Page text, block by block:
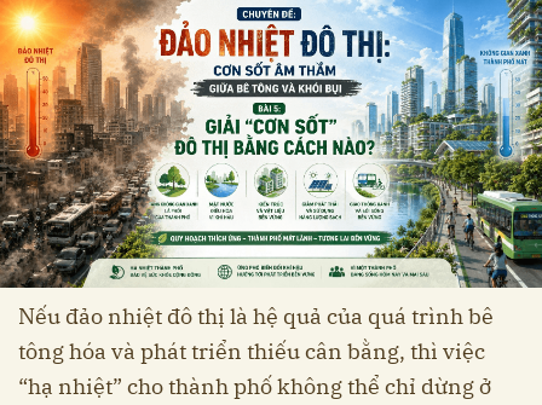
Nếu đảo nhiệt đô thị là hệ quả của quá trình bê
tông hóa và phát triển thiếu cân bằng, thì việc
“hạ nhiệt” cho thành phố không thể chỉ dừng ở
Hủy